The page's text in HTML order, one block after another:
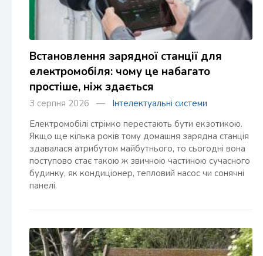
Встановлення зарядної станції для
електромобіля: чому це набагато
простіше, ніж здається
3 серпня 2026 — Інтелектуальні системи
Електромобілі стрімко перестають бути екзотикою.
Якщо ще кілька років тому домашня зарядна станція
здавалася атрибутом майбутнього, то сьогодні вона
поступово стає такою ж звичною частиною сучасного
будинку, як кондиціонер, тепловий насос чи сонячні
панелі.